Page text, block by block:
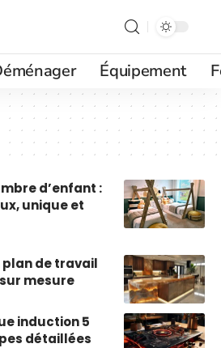
Équipement
d’enfant :
unique et
plan de travail
mesure
induction 5
détaillées